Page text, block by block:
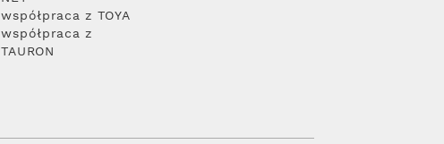
współpraca z TOYA
współpraca z
TAURON